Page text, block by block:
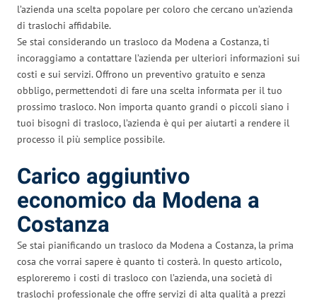
l’azienda una scelta popolare per coloro che cercano un’azienda
di traslochi affidabile.
Se stai considerando un trasloco da Modena a Costanza, ti
incoraggiamo a contattare l’azienda per ulteriori informazioni sui
costi e sui servizi. Offrono un preventivo gratuito e senza
obbligo, permettendoti di fare una scelta informata per il tuo
prossimo trasloco. Non importa quanto grandi o piccoli siano i
tuoi bisogni di trasloco, l’azienda è qui per aiutarti a rendere il
processo il più semplice possibile.
Carico aggiuntivo
economico da Modena a
Costanza
Se stai pianificando un trasloco da Modena a Costanza, la prima
cosa che vorrai sapere è quanto ti costerà. In questo articolo,
esploreremo i costi di trasloco con l’azienda, una società di
traslochi professionale che offre servizi di alta qualità a prezzi